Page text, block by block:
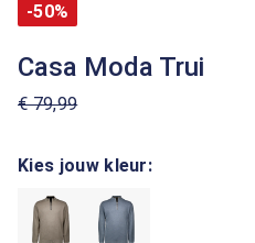
-50%
Casa Moda Trui
€ 79,99
Kies jouw kleur: